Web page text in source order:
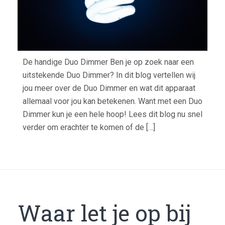
De handige Duo Dimmer Ben je op zoek naar een
uitstekende Duo Dimmer? In dit blog vertellen wij
jou meer over de Duo Dimmer en wat dit apparaat
allemaal voor jou kan betekenen. Want met een Duo
Dimmer kun je een hele hoop! Lees dit blog nu snel
verder om erachter te komen of de […]
Waar let je op bij